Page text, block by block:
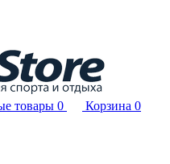
товары 0 Корзина 0